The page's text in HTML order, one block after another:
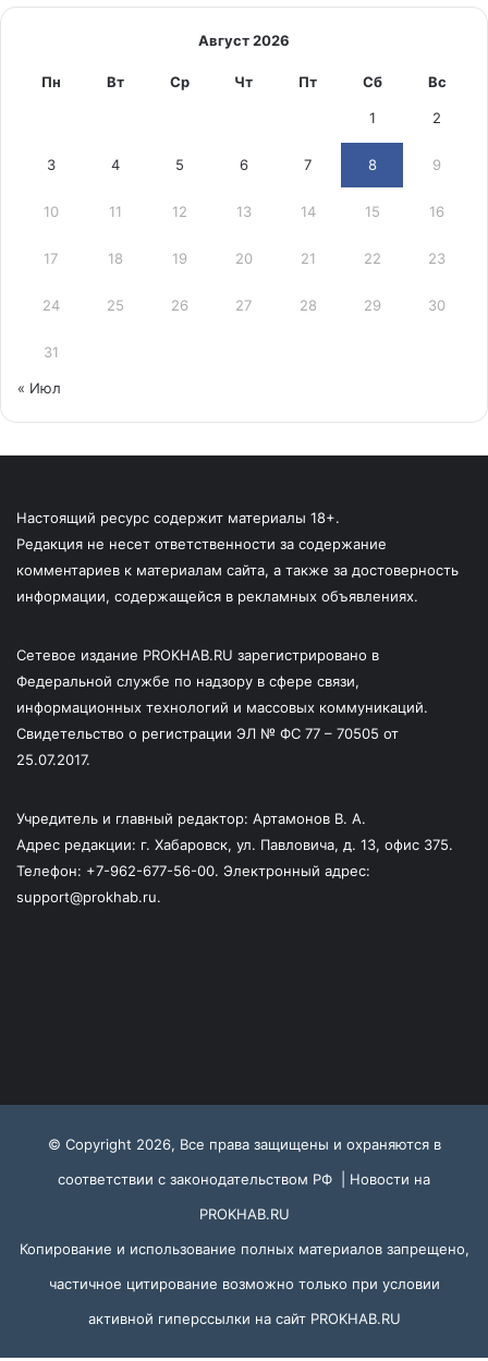
Август 2026
Пн Вт Ср Чт Пт Сб Вс
1 2
3 4 5 6 7 8 9
10 11 12 13 14 15 16
17 18 19 20 21 22 23
24 25 26 27 28 29 30
31
« Июл
Настоящий ресурс содержит материалы 18+.
Редакция не несет ответственности за содержание
комментариев к материалам сайта, а также за достоверность
информации, содержащейся в рекламных объявлениях.
Сетевое издание PROKHAB.RU зарегистрировано в
Федеральной службе по надзору в сфере связи,
информационных технологий и массовых коммуникаций.
Свидетельство о регистрации ЭЛ № ФС 77 – 70505 от
25.07.2017.
Учредитель и главный редактор: Артамонов В. А.
Адрес редакции: г. Хабаровск, ул. Павловича, д. 13, офис 375.
Телефон: +7-962-677-56-00. Электронный адрес:
support@prokhab.ru.
© Copyright 2026, Все права защищены и охраняются в
соответствии с законодательством РФ | Новости на
PROKHAB.RU
Копирование и использование полных материалов запрещено,
частичное цитирование возможно только при условии
активной гиперссылки на сайт PROKHAB.RU